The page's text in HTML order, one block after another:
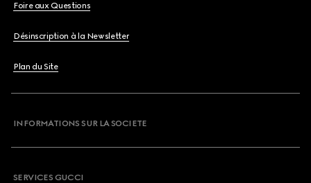
Foire aux Questions
Désinscription à la Newsletter
Plan du Site
INFORMATIONS SUR LA SOCIETE
SERVICES GUCCI